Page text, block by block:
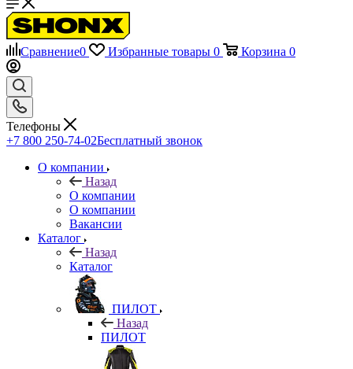
Сравнение0 Избранные товары 0 Корзина 0
Телефоны
+7 800 250-74-02Бесплатный звонок
О компании
Назад
О компании
О компании
Вакансии
Каталог
Назад
Каталог
ПИЛОТ
Назад
ПИЛОТ